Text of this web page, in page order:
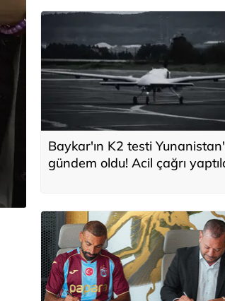
Baykar'ın K2 testi
gündem oldu! Acil çağrı